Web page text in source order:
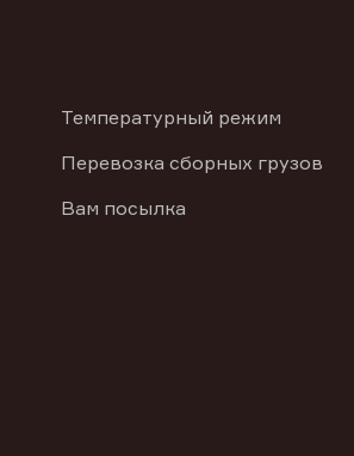
Температурный режим
Перевозка сборных грузов
Вам посылка